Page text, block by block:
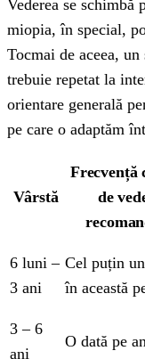
Vederea se schimbă
miopia, în special,
Tocmai de aceea,
trebuie repetat la
orientare generală
pe care o adaptăm
Vârstă
Frecvență
de
6 luni –
3 ani
Cel puțin
în această
3 – 6
ani
O dată pe